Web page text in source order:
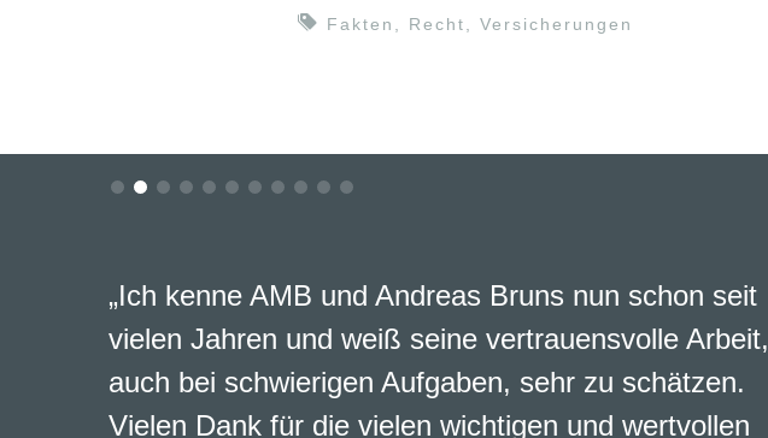
Fakten Recht Versicherungen
„Ich kenne AMB und Andreas Bruns nun schon seit
vielen Jahren und weiß seine vertrauensvolle Arbeit,
auch bei schwierigen Aufgaben, sehr zu schätzen.
Vielen Dank für die vielen wichtigen und wertvollen